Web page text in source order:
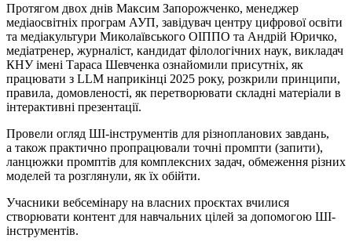
Протягом двох днів Максим Запорожченко, менеджер
медіаосвітніх програм АУП, завідувач центру цифрової освіти
та медіакультури Миколаївського ОІППО та Андрій Юричко,
медіатренер, журналіст, кандидат філологічних наук, викладач
КНУ імені Тараса Шевченка ознайомили присутніх, як
працювати з LLM наприкінці 2025 року, розкрили принципи,
правила, домовленості, як перетворювати складні матеріали в
інтерактивні презентації.
Провели огляд ШІ-інструментів для різнопланових завдань,
а також практично пропрацювали точні промпти (запити),
ланцюжки промптів для комплексних задач, обмеження різних
моделей та розглянули, як їх обійти.
Учасники вебсемінару на власних проєктах вчилися
створювати контент для навчальних цілей за допомогою ШІ-
інструментів.